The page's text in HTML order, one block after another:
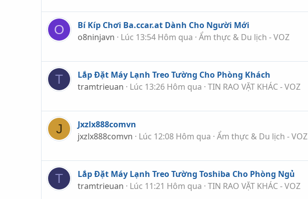
O
Bí Kíp Chơi Ba.ccar.at Dành Cho Người Mới
o8ninjavn
Lúc 13:54 Hôm qua Ẩm thực & Du lịch - VOZ
T
Lắp Đặt Máy Lạnh Treo Tường Cho Phòng Khách
tramtrieuan
Lúc 13:26 Hôm qua TIN RAO VẶT KHÁC - VOZ
J
Jxzlx888comvn
jxzlx888comvn
Lúc 12:08 Hôm qua Ẩm thực & Du lịch - VOZ
T
Lắp Đặt Máy Lạnh Treo Tường Toshiba Cho Phòng Ngủ
tramtrieuan
Lúc 11:21 Hôm qua TIN RAO VẶT KHÁC - VOZ